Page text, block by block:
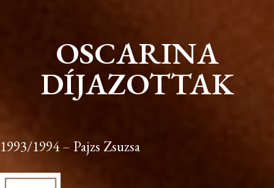
OSCARINA
DÍJAZOTTAK
1993/1994 – Pajzs Zsuzsa